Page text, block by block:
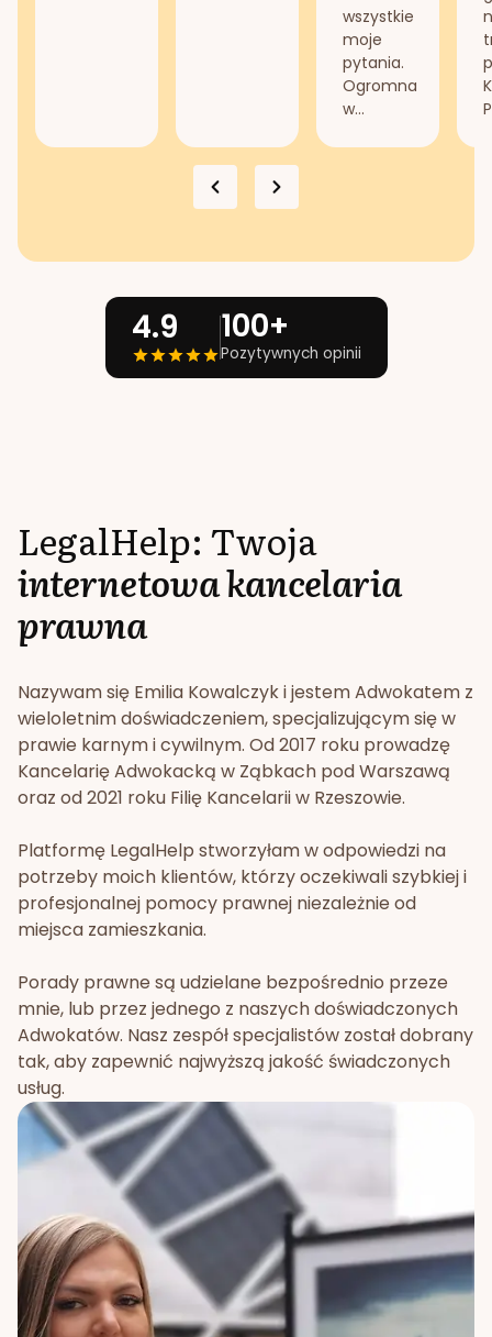
wszystkie
moje
pytania.
Ogromna
w...
4.9 100+
Pozytywnych opinii
LegalHelp: Twoja
internetowa kancelaria
prawna
Nazywam się Emilia Kowalczyk i jestem Adwokatem z
wieloletnim doświadczeniem, specjalizującym się w
prawie karnym i cywilnym. Od 2017 roku prowadzę
Kancelarię Adwokacką w Ząbkach pod Warszawą
oraz od 2021 roku Filię Kancelarii w Rzeszowie.
Platformę LegalHelp stworzyłam w odpowiedzi na
potrzeby moich klientów, którzy oczekiwali szybkiej i
profesjonalnej pomocy prawnej niezależnie od
miejsca zamieszkania.
Porady prawne są udzielane bezpośrednio przeze
mnie, lub przez jednego z naszych doświadczonych
Adwokatów. Nasz zespół specjalistów został dobrany
tak, aby zapewnić najwyższą jakość świadczonych
usług.